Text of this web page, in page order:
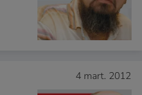
4 mart. 2012